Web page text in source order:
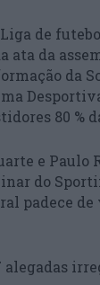
de
ata da
da
80 %
e
do
padece